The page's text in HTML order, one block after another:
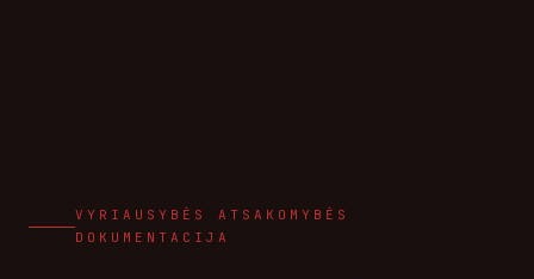
VYRIAUSYBĖS ATSAKOMYBĖS
DOKUMENTACIJA